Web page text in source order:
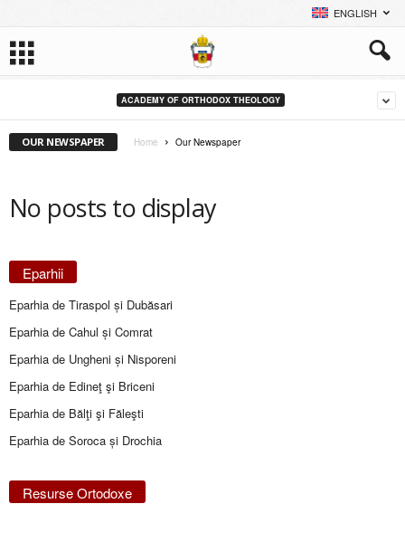
ENGLISH
ACADEMY OF ORTHODOX THEOLOGY
OUR NEWSPAPER Home Our Newspaper
No posts to display
Eparhii
Eparhia de Tiraspol și Dubăsari
Eparhia de Cahul și Comrat
Eparhia de Ungheni și Nisporeni
Eparhia de Edineţ şi Briceni
Eparhia de Bălţi şi Făleşti
Eparhia de Soroca și Drochia
Resurse Ortodoxe